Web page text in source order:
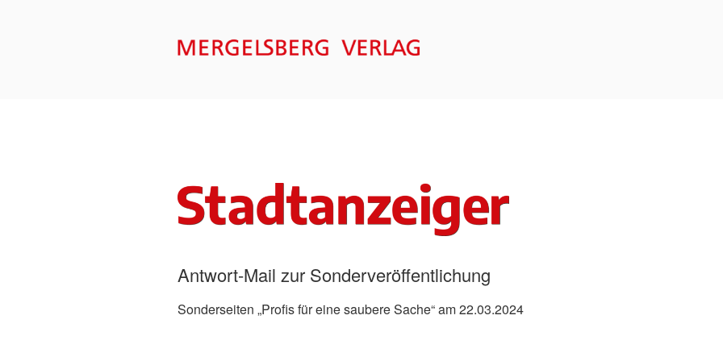
Antwort-Mail zur Sonderveröffentlichung
Sonderseiten „Profis für eine saubere Sache“ am 22.03.2024